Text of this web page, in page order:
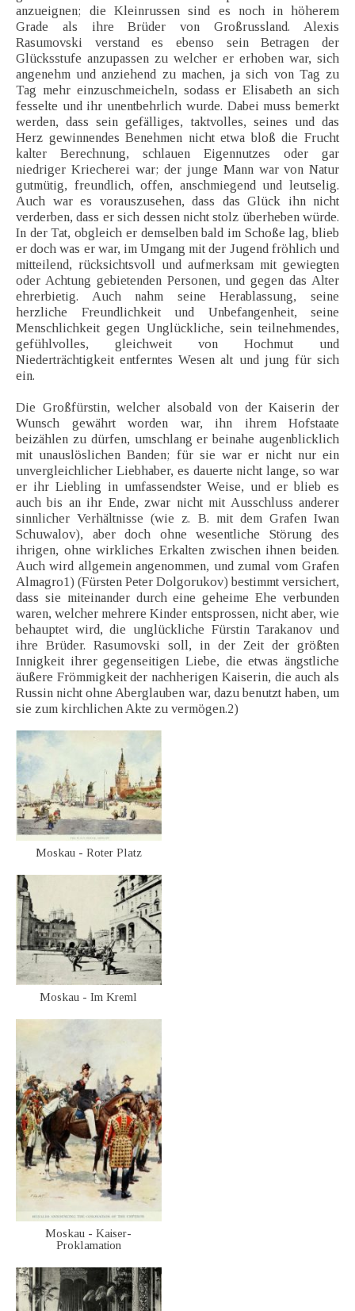
anzueignen; die Kleinrussen sind es noch in höherem
Grade als ihre Brüder von Großrussland. Alexis
Rasumovski verstand es ebenso sein Betragen der
Glücksstufe anzupassen zu welcher er erhoben war, sich
angenehm und anziehend zu machen, ja sich von Tag zu
Tag mehr einzuschmeicheln, sodass er Elisabeth an sich
fesselte und ihr unentbehrlich wurde. Dabei muss bemerkt
werden, dass sein gefälliges, taktvolles, seines und das
Herz gewinnendes Benehmen nicht etwa bloß die Frucht
kalter Berechnung, schlauen Eigennutzes oder gar
niedriger Kriecherei war; der junge Mann war von Natur
gutmütig, freundlich, offen, anschmiegend und leutselig.
Auch war es vorauszusehen, dass das Glück ihn nicht
verderben, dass er sich dessen nicht stolz überheben würde.
In der Tat, obgleich er demselben bald im Schoße lag, blieb
er doch was er war, im Umgang mit der Jugend fröhlich und
mitteilend, rücksichtsvoll und aufmerksam mit gewiegten
oder Achtung gebietenden Personen, und gegen das Alter
ehrerbietig. Auch nahm seine Herablassung, seine
herzliche Freundlichkeit und Unbefangenheit, seine
Menschlichkeit gegen Unglückliche, sein teilnehmendes,
gefühlvolles, gleichweit von Hochmut und
Niederträchtigkeit entferntes Wesen alt und jung für sich
ein.
Die Großfürstin, welcher alsobald von der Kaiserin der
Wunsch gewährt worden war, ihn ihrem Hofstaate
beizählen zu dürfen, umschlang er beinahe augenblicklich
mit unauslöslichen Banden; für sie war er nicht nur ein
unvergleichlicher Liebhaber, es dauerte nicht lange, so war
er ihr Liebling in umfassendster Weise, und er blieb es
auch bis an ihr Ende, zwar nicht mit Ausschluss anderer
sinnlicher Verhältnisse (wie z. B. mit dem Grafen Iwan
Schuwalov), aber doch ohne wesentliche Störung des
ihrigen, ohne wirkliches Erkalten zwischen ihnen beiden.
Auch wird allgemein angenommen, und zumal vom Grafen
Almagro1) (Fürsten Peter Dolgorukov) bestimmt versichert,
dass sie miteinander durch eine geheime Ehe verbunden
waren, welcher mehrere Kinder entsprossen, nicht aber, wie
behauptet wird, die unglückliche Fürstin Tarakanov und
ihre Brüder. Rasumovski soll, in der Zeit der größten
Innigkeit ihrer gegenseitigen Liebe, die etwas ängstliche
äußere Frömmigkeit der nachherigen Kaiserin, die auch als
Russin nicht ohne Aberglauben war, dazu benutzt haben, um
sie zum kirchlichen Akte zu vermögen.2)
Moskau - Roter Platz
Moskau - Im Kreml
Moskau - Kaiser-
Proklamation